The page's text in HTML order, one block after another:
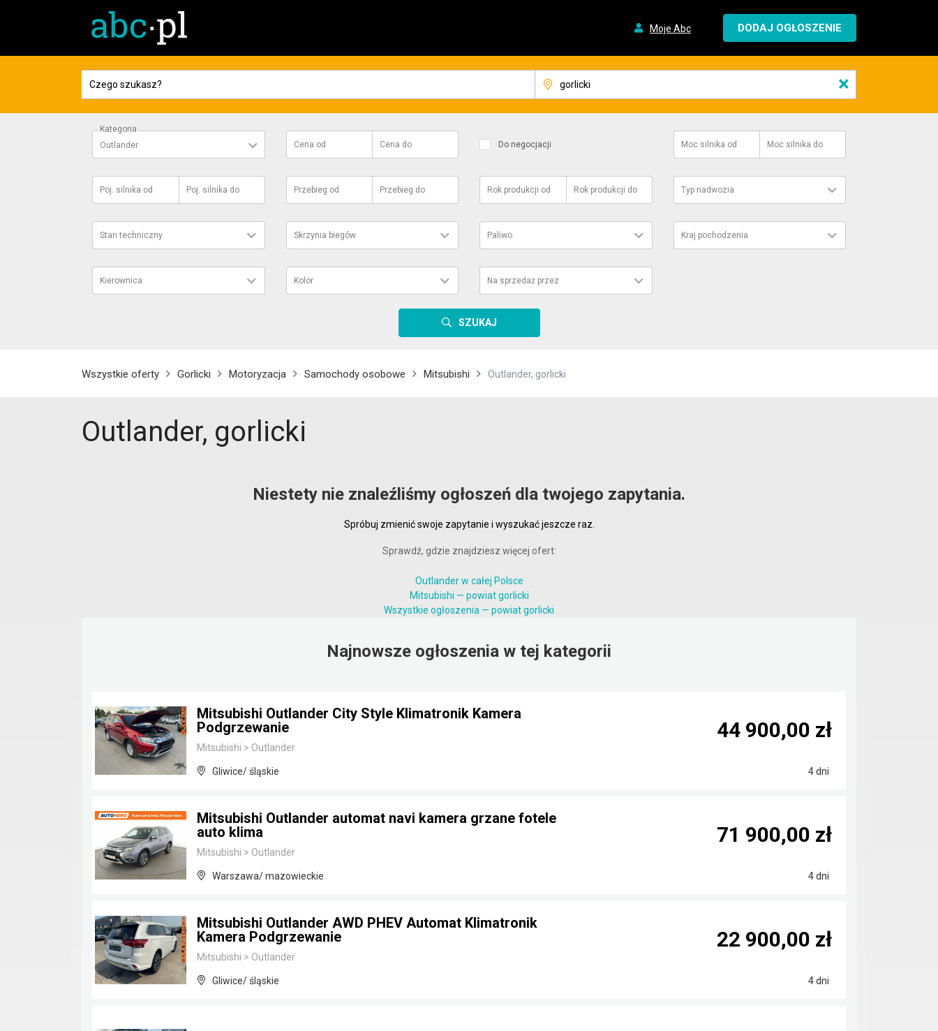
Moje Abc DODAJ OGŁOSZENIE
×
Kategoria
Outlander
Cena od Cena do Do negocjacji Moc silnika od Moc silnika do
Poj. silnika od Poj. silnika do Przebieg od Przebieg do Rok produkcji od Rok produkcji do Typ nadwozia
Stan techniczny Skrzynia biegów Paliwo Kraj pochodzenia
Kierownica Kolor Na sprzedaż przez
SZUKAJ
Wszystkie oferty Gorlicki Motoryzacja Samochody osobowe Mitsubishi Outlander, gorlicki
Outlander, gorlicki
Niestety nie znaleźliśmy ogłoszeń dla twojego zapytania.
Spróbuj zmienić swoje zapytanie i wyszukać jeszcze raz.
Sprawdź, gdzie znajdziesz więcej ofert:
Outlander w całej Polsce
Mitsubishi — powiat gorlicki
Wszystkie ogłoszenia — powiat gorlicki
Najnowsze ogłoszenia w tej kategorii
Mitsubishi Outlander City Style Klimatronik Kamera
Podgrzewanie
Mitsubishi > Outlander
Gliwice/ śląskie 4 dni
44 900,00 zł
Mitsubishi Outlander automat navi kamera grzane fotele
auto klima
Mitsubishi > Outlander
Warszawa/ mazowieckie 4 dni
71 900,00 zł
Mitsubishi Outlander AWD PHEV Automat Klimatronik
Kamera Podgrzewanie
Mitsubishi > Outlander
Gliwice/ śląskie 4 dni
22 900,00 zł